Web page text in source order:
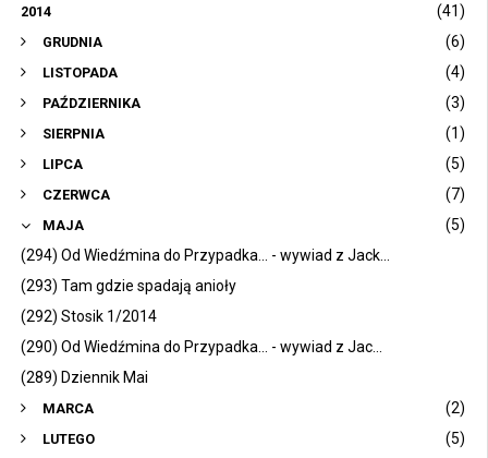
2014 (41)
GRUDNIA (6)
LISTOPADA (4)
PAŹDZIERNIKA (3)
SIERPNIA (1)
LIPCA (5)
CZERWCA (7)
MAJA
(5)
(294) Od Wiedźmina do Przypadka... - wywiad z Jack...
(293) Tam gdzie spadają anioły
(292) Stosik 1/2014
(290) Od Wiedźmina do Przypadka... - wywiad z Jac...
(289) Dziennik Mai
MARCA (2)
LUTEGO (5)